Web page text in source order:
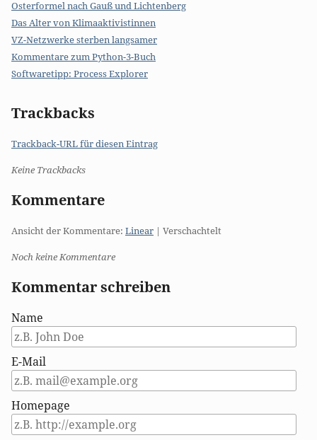
Osterformel nach Gauß und Lichtenberg
Das Alter von Klimaaktivistinnen
VZ-Netzwerke sterben langsamer
Kommentare zum Python-3-Buch
Softwaretipp: Process Explorer
Trackbacks
Trackback-URL für diesen Eintrag
Keine Trackbacks
Kommentare
Ansicht der Kommentare: Linear | Verschachtelt
Noch keine Kommentare
Kommentar schreiben
Name
E-Mail
Homepage